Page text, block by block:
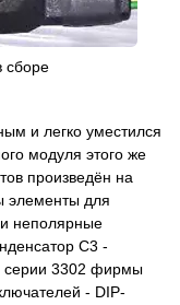
сборе
и легко уместился
модуля этого же
произведён на
элементы для
неполярные
С3 -
серии 3302 фирмы
- DIP-